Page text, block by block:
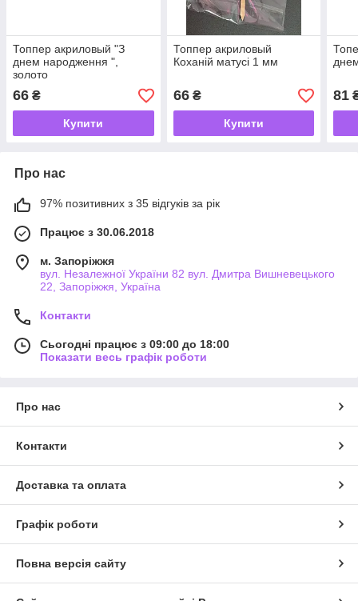
Топпер акриловый "З
днем народження ",
золото
66 ₴
Купити
Топпер акриловый
Коханій матусі 1 мм
66₴
Купити
81
Про нас
97% позитивних з 35 відгуків за рік
Працює з 30.06.2018
м. Запоріжжя
вул. Незалежної України 82 вул. Дмитра Вишневецького
22, Запоріжжя, Україна
Контакти
Сьогодні працює з 09:00 до 18:00
Показати весь графік роботи
Про нас
Контакти
Доставка та оплата
Графік роботи
Повна версія сайту